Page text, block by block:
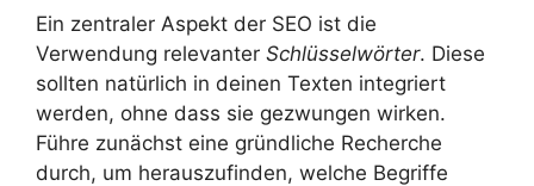
Ein zentraler Aspekt der SEO ist die
Verwendung relevanter Schlüsselwörter. Diese
sollten natürlich in deinen Texten integriert
werden, ohne dass sie gezwungen wirken.
Führe zunächst eine gründliche Recherche
durch, um herauszufinden, welche Begriffe